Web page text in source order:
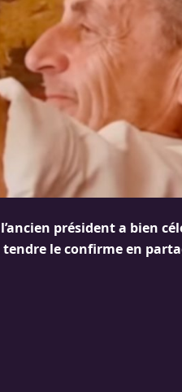
président a bien
tendre le confirme en